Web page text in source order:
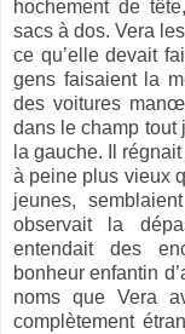
hochement de
sacs à dos. Vera
ce qu’elle devait
gens faisaient la
des voitures
dans le champ tout
la gauche. Il
à peine plus vieux
jeunes,
observait la
entendait des
bonheur enfantin
noms que Vera
complètement